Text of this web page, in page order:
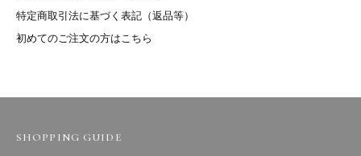
特定商取引法に基づく表記（返品等）
初めてのご注文の方はこちら
SHOPPING GUIDE